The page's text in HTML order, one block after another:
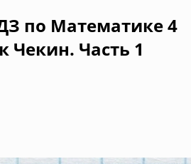
по Математике 4
Чекин. Часть 1